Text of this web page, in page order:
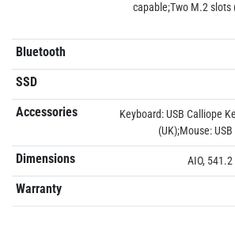
capable;Two M.2 slots
Bluetooth
SSD
Accessories
Keyboard: USB Calliope
(UK);Mouse:
Dimensions AIO,
Warranty